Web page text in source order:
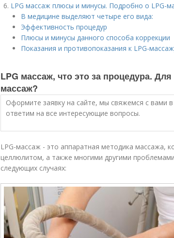
LPG массаж плюсы и минусы. Подробно о LPG-
В медицине выделяют четыре его вида:
Эффективность процедур
Плюсы и минусы данного способа коррекции
Показания и противопоказания к LPG-
LPG массаж, что это за процедура.
массаж?
Оформите заявку на сайте, мы свяжемся с вами
ответим на все интересующие вопросы.
LPG-массаж - это аппаратная методика массажа,
целлюлитом, а также многими другими
следующих случаях: